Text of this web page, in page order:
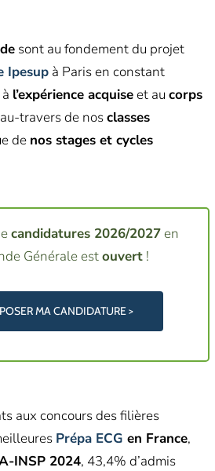
sont au fondement du projet
Ipesupà Paris en constant
l’expérience acquiseet au corps
travers de nosclasses
de nos stages et cycles
candidatures 2026/2027en
Générale estouvert !
MA CANDIDATURE >
aux concours des filières
Prépa ECG en France,
INSP 2024, 43,4% d’admis